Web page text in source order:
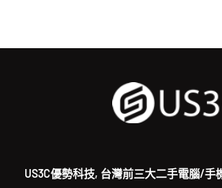
US3C優勢科技, 台灣前三大二手電腦/